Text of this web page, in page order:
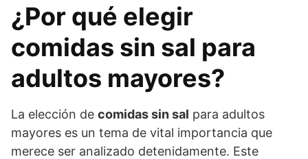
¿Por qué elegir
comidas sin sal para
adultos mayores?
La elección de comidas sin sal para adultos
mayores es un tema de vital importancia que
merece ser analizado detenidamente. Este